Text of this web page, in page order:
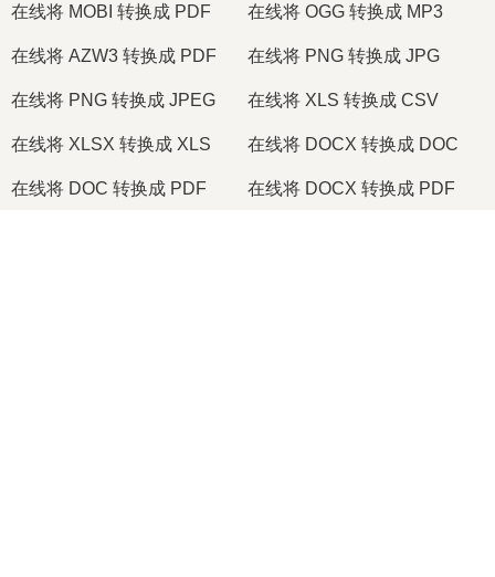
在线将 MOBI 转换成 PDF 在线将 OGG 转换成 MP3
在线将 AZW3 转换成 PDF 在线将 PNG 转换成 JPG
在线将 PNG 转换成 JPEG 在线将 XLS 转换成 CSV
在线将 XLSX 转换成 XLS 在线将 DOCX 转换成 DOC
在线将 DOC 转换成 PDF 在线将 DOCX 转换成 PDF